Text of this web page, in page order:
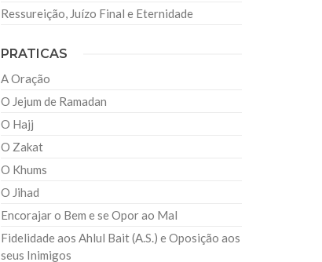
Ressureição, Juízo Final e Eternidade
PRATICAS
A Oração
O Jejum de Ramadan
O Hajj
O Zakat
O Khums
O Jihad
Encorajar o Bem e se Opor ao Mal
Fidelidade aos Ahlul Bait (A.S.) e Oposição aos
seus Inimigos